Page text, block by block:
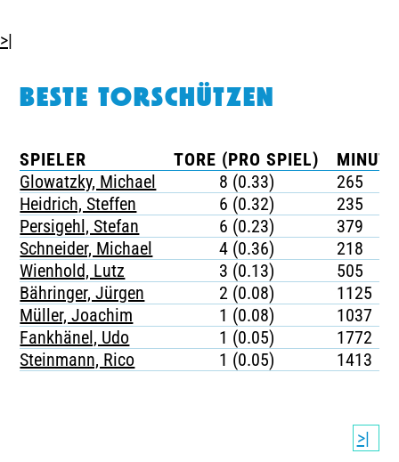
>|
BESTE TORSCHÜTZEN
SPIELER TORE (PRO SPIEL)
Glowatzky, Michael
8 (0.33)
265
Heidrich, Steffen
6 (0.32)
235
Persigehl, Stefan
6 (0.23)
379
Schneider, Michael
4 (0.36)
218
Wienhold, Lutz
3 (0.13)
505
Bähringer, Jürgen
2 (0.08)
1125
Müller, Joachim
1 (0.08)
1037
Fankhänel, Udo
1 (0.05)
1772
Steinmann, Rico
1 (0.05) 1413
>|